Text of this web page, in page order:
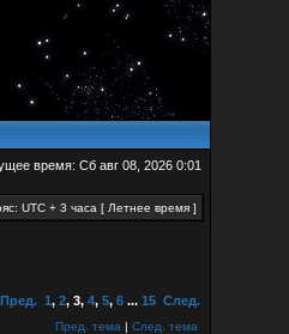
время: Сб авг 08, 2026 0:01
UTC + 3 часа [ Летнее время ]
Пред. 1, 2, 3, 4, 5, 6 ... 15 След.
Пред. тема | След. тема